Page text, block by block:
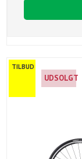
TILBUD
UDSOLGT